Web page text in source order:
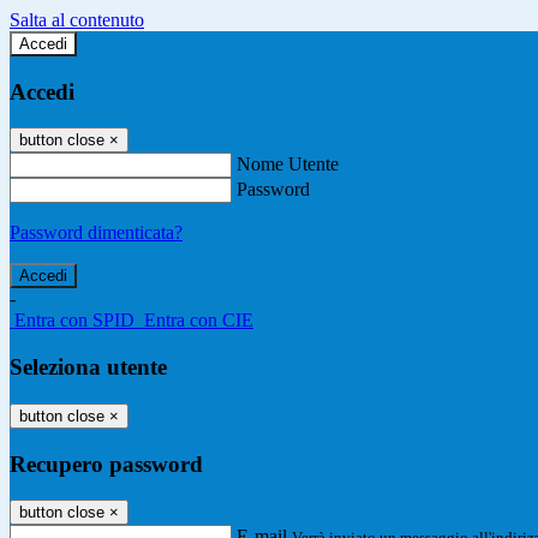
Salta al contenuto
Accedi
Accedi
button close ×
Nome Utente
Password
Password dimenticata?
-
Entra con SPID Entra con CIE
Seleziona utente
button close ×
Recupero password
button close ×